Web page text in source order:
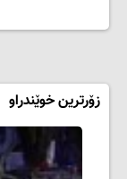
زۆرترین خوێندراو